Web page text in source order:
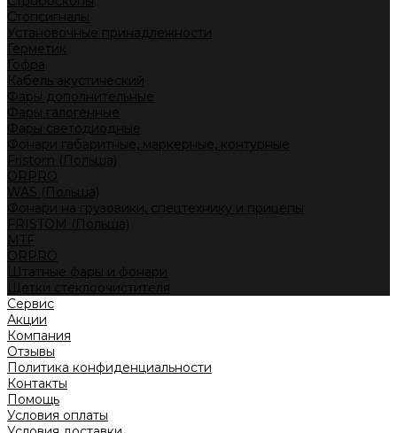
Стопсигналы
Установочные принадлежности
Герметик
Гофра
Кабель акустический
Фары дополнительные
Фары галогенные
Фары светодиодные
Фонари габаритные, маркерные, контурные
Fristom (Польша)
ORPRO
WAS (Польша)
Фонари на грузовики, спецтехнику и прицепы
FRISTOM (Польша)
MTF
ORPRO
Штатные фары и фонари
Щетки стеклоочистителя
Сервис
Акции
Компания
Отзывы
Политика конфиденциальности
Контакты
Помощь
Условия оплаты